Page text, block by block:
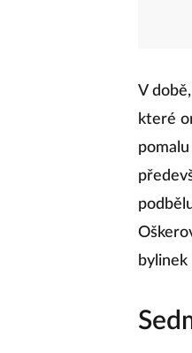
V
které